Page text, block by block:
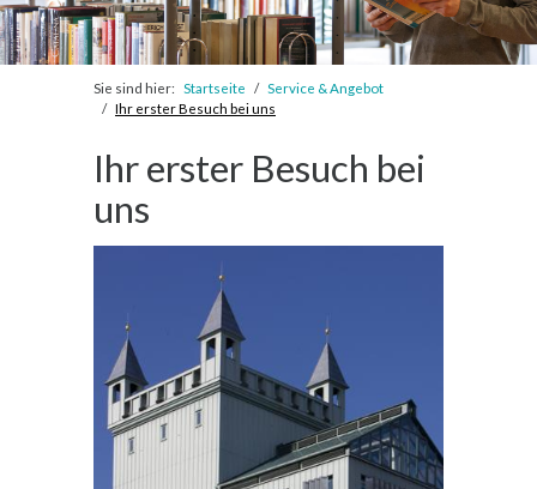
Sie sind hier: Startseite
Service & Angebot
Ihr erster Besuch bei uns
Ihr erster Besuch bei
uns